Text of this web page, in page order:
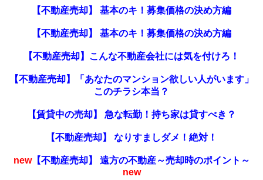
【不動産売却】 基本のキ！募集価格の決め方編
【不動産売却】 基本のキ！募集価格の決め方編
【不動産売却】こんな不動産会社には気を付けろ！
【不動産売却】「あなたのマンション欲しい人がいます」
このチラシ本当？
【賃貸中の売却】 急な転勤！持ち家は貸すべき？
【不動産売却】 なりすましダメ！絶対！
new【不動産売却】 遠方の不動産～売却時のポイント～
new